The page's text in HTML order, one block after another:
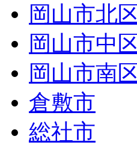
岡山市北区
岡山市中区
岡山市南区
倉敷市
総社市